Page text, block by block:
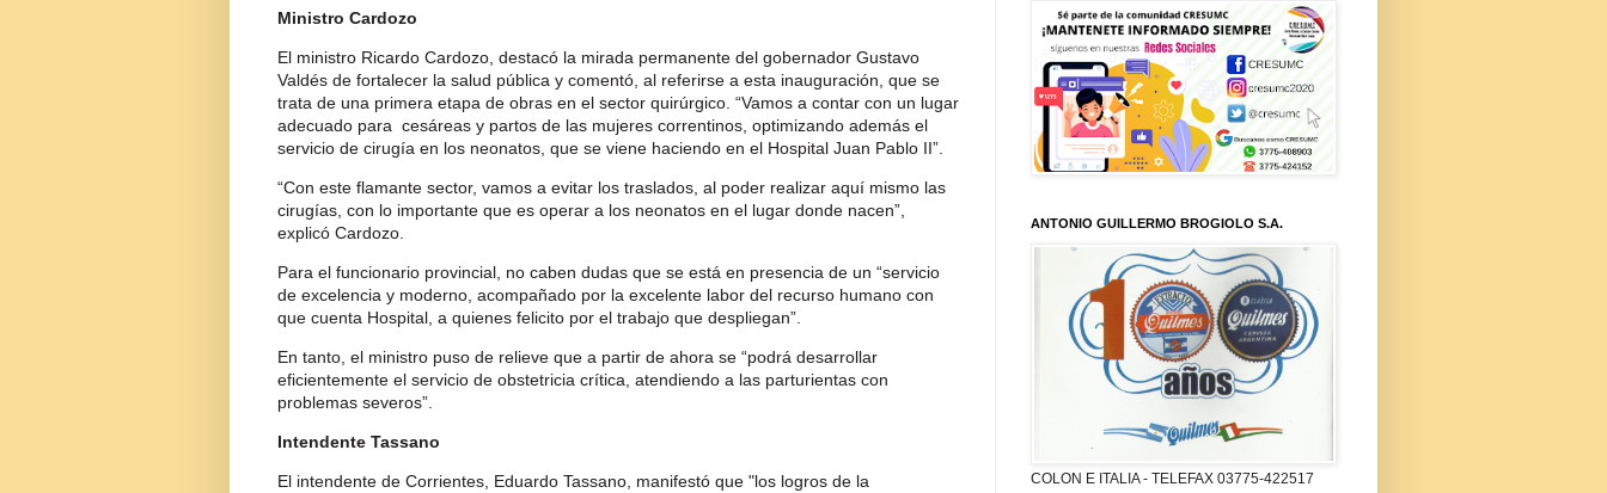
Ministro Cardozo
El ministro Ricardo Cardozo, destacó la mirada permanente del gobernador Gustavo
Valdés de fortalecer la salud pública y comentó, al referirse a esta inauguración, que se
trata de una primera etapa de obras en el sector quirúrgico. “Vamos a contar con un lugar
adecuado para cesáreas y partos de las mujeres correntinos, optimizando además el
servicio de cirugía en los neonatos, que se viene haciendo en el Hospital Juan Pablo II”.
“Con este flamante sector, vamos a evitar los traslados, al poder realizar aquí mismo las
cirugías, con lo importante que es operar a los neonatos en el lugar donde nacen”,
explicó Cardozo.
Para el funcionario provincial, no caben dudas que se está en presencia de un “servicio
de excelencia y moderno, acompañado por la excelente labor del recurso humano con
que cuenta Hospital, a quienes felicito por el trabajo que despliegan”.
En tanto, el ministro puso de relieve que a partir de ahora se “podrá desarrollar
eficientemente el servicio de obstetricia crítica, atendiendo a las parturientas con
problemas severos”.
Intendente Tassano
El intendente de Corrientes, Eduardo Tassano, manifestó que "los logros de la
ANTONIO GUILLERMO BROGIOLO S.A.
COLON E ITALIA - TELEFAX 03775-422517